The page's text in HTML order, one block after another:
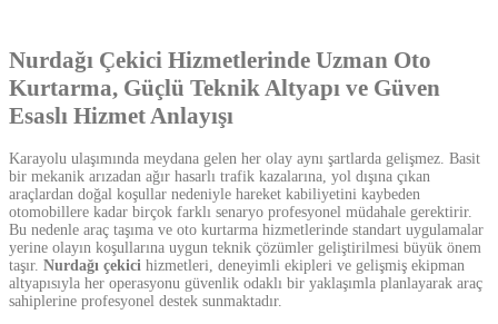
Nurdağı Çekici Hizmetlerinde Uzman Oto
Kurtarma, Güçlü Teknik Altyapı ve Güven
Esaslı Hizmet Anlayışı
Karayolu ulaşımında meydana gelen her olay aynı şartlarda gelişmez. Basit
bir mekanik arızadan ağır hasarlı trafik kazalarına, yol dışına çıkan
araçlardan doğal koşullar nedeniyle hareket kabiliyetini kaybeden
otomobillere kadar birçok farklı senaryo profesyonel müdahale gerektirir.
Bu nedenle araç taşıma ve oto kurtarma hizmetlerinde standart uygulamalar
yerine olayın koşullarına uygun teknik çözümler geliştirilmesi büyük önem
taşır. Nurdağı çekici hizmetleri, deneyimli ekipleri ve gelişmiş ekipman
altyapısıyla her operasyonu güvenlik odaklı bir yaklaşımla planlayarak araç
sahiplerine profesyonel destek sunmaktadır.